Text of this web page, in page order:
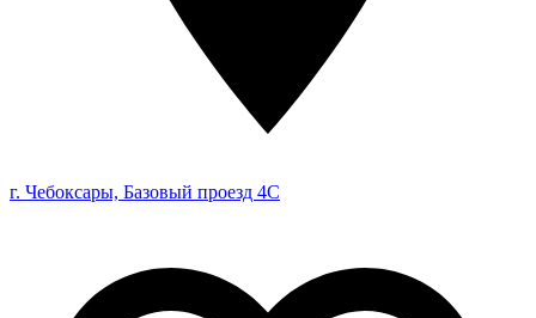
г. Чебоксары, Базовый проезд 4С